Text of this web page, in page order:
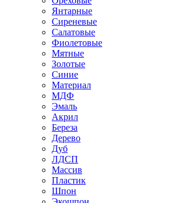
Янтарные
Сиреневые
Салатовые
Фиолетовые
Мятные
Золотые
Синие
Материал
МДФ
Эмаль
Акрил
Береза
Дерево
Дуб
ЛДСП
Массив
Пластик
Шпон